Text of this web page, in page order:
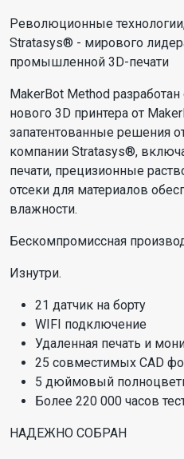
Революционные
Stratasys® - мирового
промышленной 3D-печати
MakerBot Method
нового 3D принтера от
запатентованные решения
компании Stratasys®,
печати, прецизионные
отсеки для материалов
влажности.
Бескомпромиссная
Изнутри.
21 датчик на борту
WIFI подключение
Удаленная печать и
25 совместимых CAD
5 дюймовый
Более 220 000 часов
НАДЕЖНО СОБРАН